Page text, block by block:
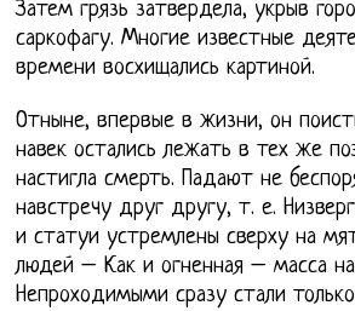
Затем грязь затвердела, укрыв
саркофагу. Многие известные
времени восхищались картиной.
Отныне, впервые в жизни, он
навек остались лежать в тех же
настигла смерть. Падают не
навстречу друг другу, т. е.
и статуи устремлены сверху на
людей – Как и огненная – масса
Непроходимыми сразу стали